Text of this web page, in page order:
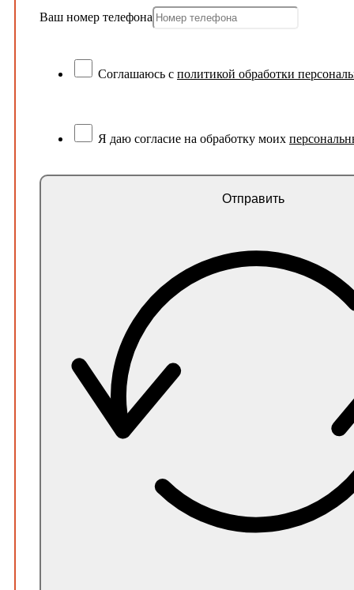
Ваш номер телефона
Соглашаюсь с политикой обработки
Я даю согласие на обработку моих
Отправить